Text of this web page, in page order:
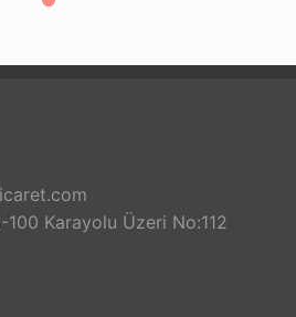
Karayolu Üzeri No:112